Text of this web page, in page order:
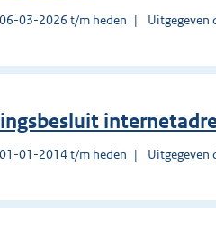
03-2026 t/m heden Uitgegeven
01-2014 t/m heden Uitgegeven